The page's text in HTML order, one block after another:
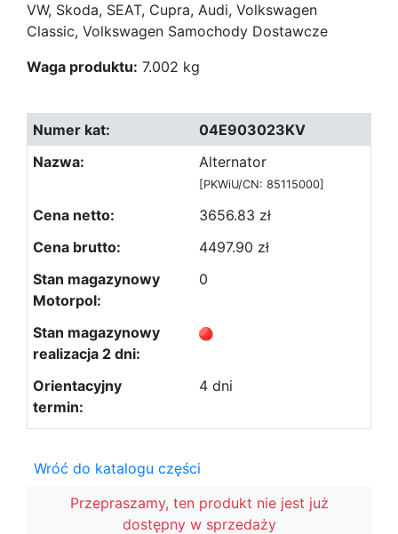
VW, Skoda, SEAT, Cupra, Audi, Volkswagen
Classic, Volkswagen Samochody Dostawcze
Waga produktu: 7.002 kg
04E903023KV
Alternator
[PKWiU/CN: 85115000]
3656.83 zł
4497.90 zł
0
4 dni
Wróć do katalogu części
Przepraszamy, ten produkt nie jest już
dostępny w sprzedaży